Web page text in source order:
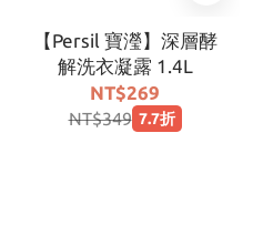
【Persil 寶瀅】深層酵
解洗衣凝露 1.4L
NT$269
NT$349 7.7折